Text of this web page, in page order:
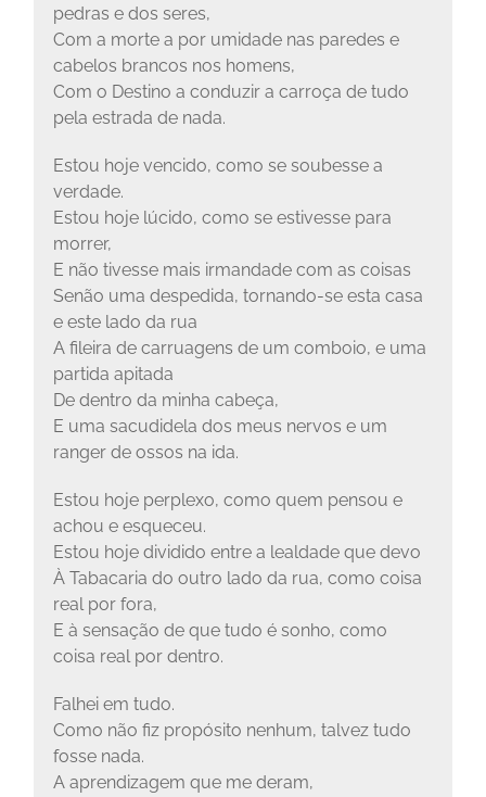
pedras e dos seres,
Com a morte a por umidade nas paredes e
cabelos brancos nos homens,
Com o Destino a conduzir a carroça de tudo
pela estrada de nada.
Estou hoje vencido, como se soubesse a
verdade.
Estou hoje lúcido, como se estivesse para
morrer,
E não tivesse mais irmandade com as coisas
Senão uma despedida, tornando-se esta casa
e este lado da rua
A fileira de carruagens de um comboio, e uma
partida apitada
De dentro da minha cabeça,
E uma sacudidela dos meus nervos e um
ranger de ossos na ida.
Estou hoje perplexo, como quem pensou e
achou e esqueceu.
Estou hoje dividido entre a lealdade que devo
À Tabacaria do outro lado da rua, como coisa
real por fora,
E à sensação de que tudo é sonho, como
coisa real por dentro.
Falhei em tudo.
Como não fiz propósito nenhum, talvez tudo
fosse nada.
A aprendizagem que me deram,